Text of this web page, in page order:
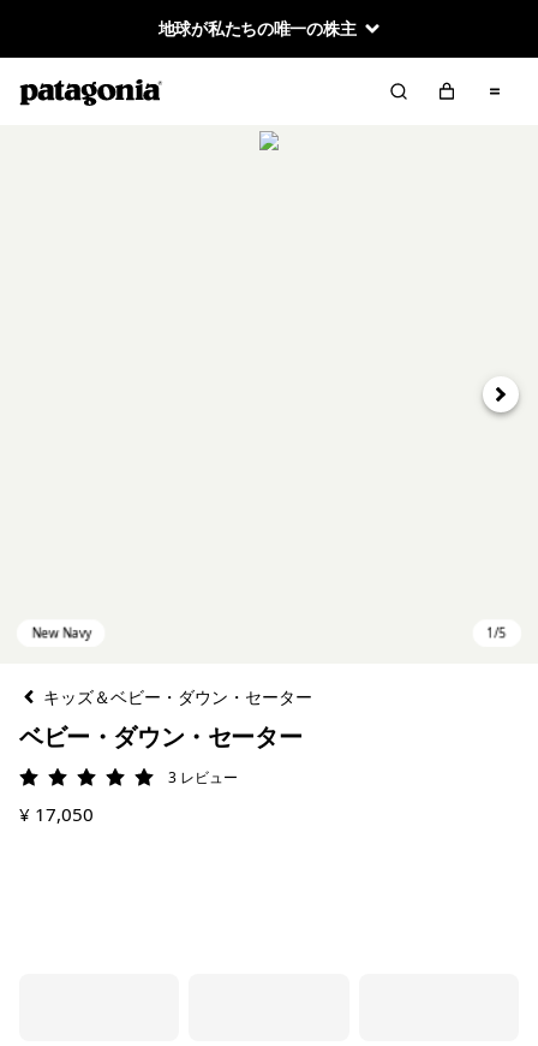
地球が私たちの唯一の株主
次へ
キッズ＆ベビー・ダウン・セーター
ベビー・ダウン・セーター
評価: 5 / 5 3 レビュー
¥ 17,050